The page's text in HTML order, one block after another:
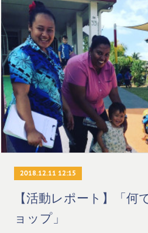
2018.12.11 12:15
【活動レポート】「何
ョップ」